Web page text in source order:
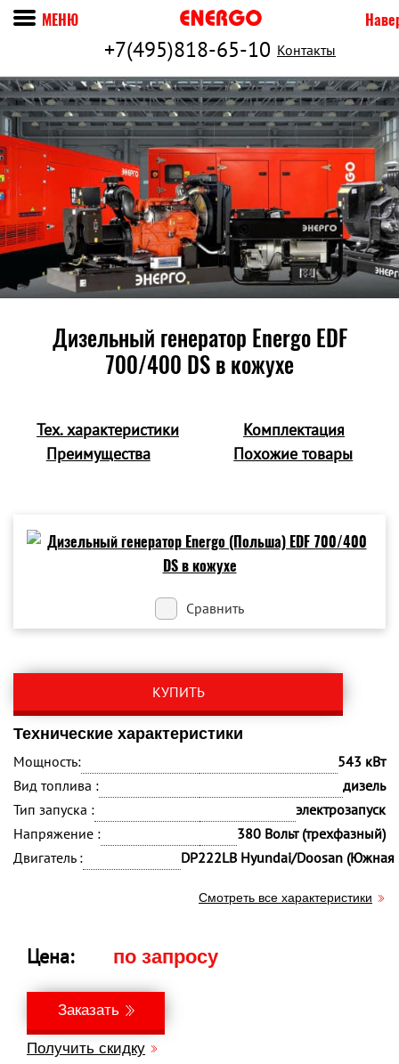
+7(495)818-65-10 Контакты
МЕНЮ
Дизельный генератор Energo EDF
700/400 DS в кожухе
Тех. характеристики
Комплектация
Преимущества
Похожие товары
Сравнить
КУПИТЬ
Технические характеристики
Мощность:
543 кВт
Вид топлива :
дизель
Тип запуска :
электрозапуск
Напряжение :
380 Вольт (трехфазный)
Двигатель :
DP222LB Hyundai/Doosan (Южная
Смотреть все характеристики
Цена: по запросу
Заказать
Получить скидку